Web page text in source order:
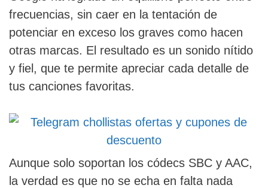
frecuencias, sin caer en la tentación de
potenciar en exceso los graves como hacen
otras marcas. El resultado es un sonido nítido
y fiel, que te permite apreciar cada detalle de
tus canciones favoritas.
Aunque solo soportan los códecs SBC y AAC,
la verdad es que no se echa en falta nada